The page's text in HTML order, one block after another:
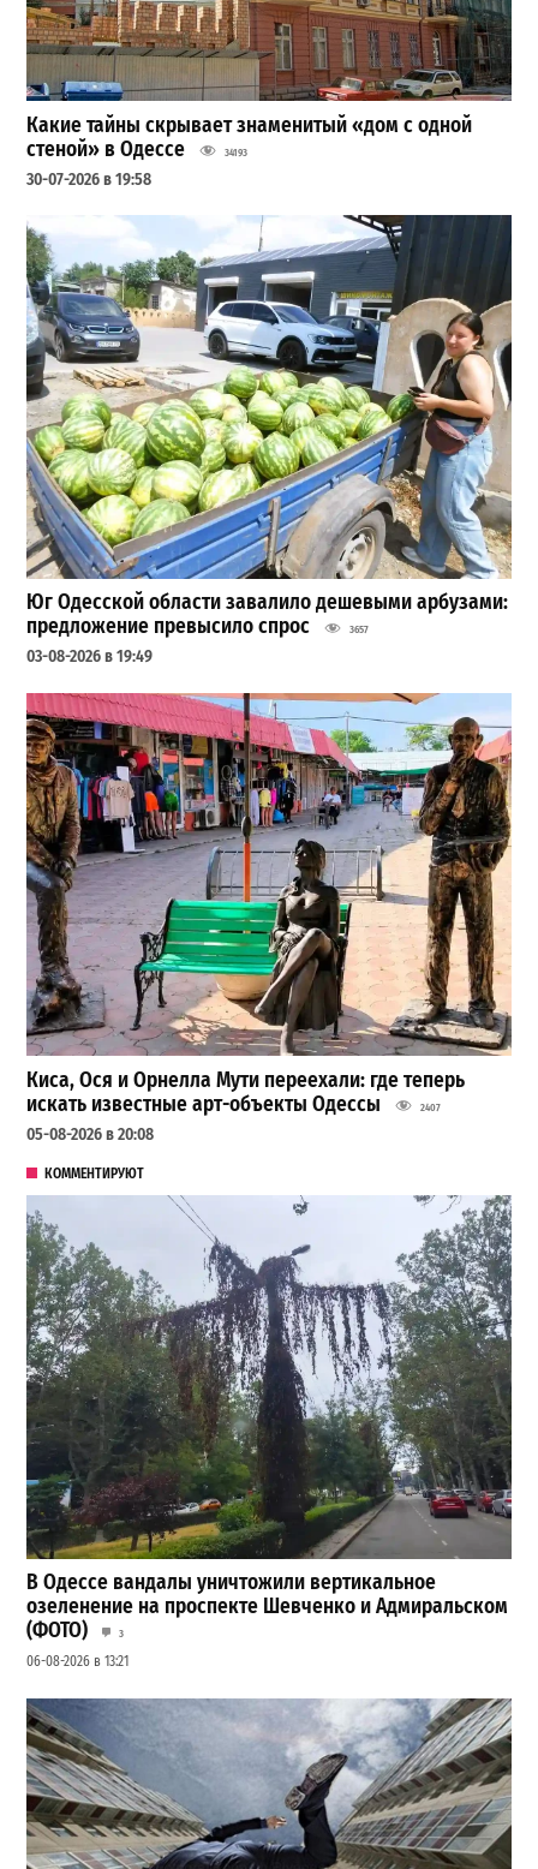
Какие тайны скрывает знаменитый «дом с одной
стеной» в Одессе
34193
30-07-2026 в 19:58
Юг Одесской области завалило дешевыми арбузами:
предложение превысило спрос
3657
03-08-2026 в 19:49
Киса, Ося и Орнелла Мути переехали: где теперь
искать известные арт-объекты Одессы
2407
05-08-2026 в 20:08
КОММЕНТИРУЮТ
В Одессе вандалы уничтожили вертикальное
озеленение на проспекте Шевченко и Адмиральском
(ФОТО)
3
06-08-2026 в 13:21